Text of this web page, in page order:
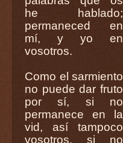
he hablado;
permaneced en
mí, y yo en
vosotros.
Como el sarmiento
no puede dar fruto
por sí, si no
permanece en la
vid, así tampoco
vosotros, si no